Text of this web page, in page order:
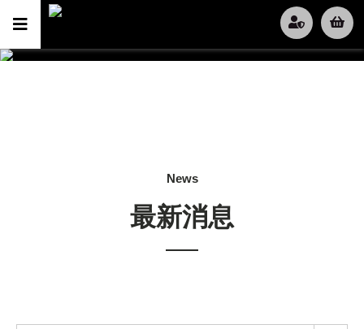
News
最新消息